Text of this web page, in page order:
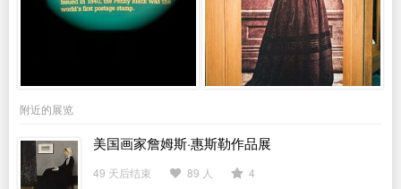
附近的展览
美国画家詹姆斯·惠斯勒作品展
49 天后结束 89 人
4